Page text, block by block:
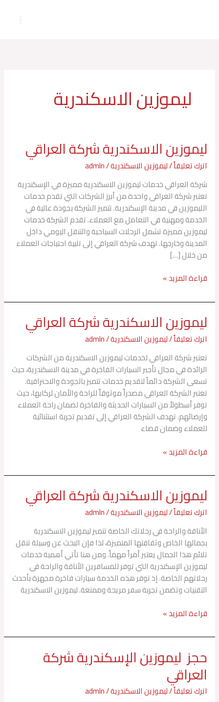
ليموزين الاسكندرية
ليموزين الاسكندرية شركة العراقي
اترك تعليقاً/ليموزين الاسكندرية/
admln
شركة العراقي خدمات ليموزين الاسكندرية مميزة في الإسكندرية
تعتبر شركة العراقي واحدة من أبرز الشركات التي تقدم خدمات
الليموزين في مدينة الإسكندرية. تتميز الشركة بجودة عالية في
الخدمة ومهنية في التعامل مع العملاء. تقدم الشركة خدمات
ليموزين مميزة تشمل الرحلات السياحية والتنقل اليومي داخل
المدينة وخارجها. تهدف شركة العراقي إلى تلبية احتياجات العملاء
من خلال […]
ليموزين
الاسكندرية
شركة
العراقي
قراءة المزيد »
ليموزين الاسكندرية شركة العراقي
اترك تعليقاً/ليموزين الاسكندرية/
admln
تعتبر شركة العراقي لخدمات ليموزين الاسكندرية من الشركات
الرائدة في مجال تأجير السيارات الفاخرة في مدينة الاسكندرية، حيث
تسعى الشركة دائماً لتقديم خدمات تتميز بالجودة والاحترافية.
تعتبر الشركة العراقي مصدراً موثوقاً للراحة والأمان لركابها، حيث
توفر أسطولاً من السيارات الحديثة والفاخرة لضمان راحة العملاء
وإرضائهم. تهدف الشركة العراقي إلى تقديم تجربة استثنائية
للعملاء وضمان قضاء
ليموزين
الاسكندرية
شركة
العراقي
قراءة المزيد »
ليموزين الاسكندرية شركة العراقي
اترك تعليقاً/ليموزين الاسكندرية/
admln
الأناقة والراحة في رحلاتك الخاصة تتميز ليموزين الاسكندرية
بجمالها الخاص وثقافتها المتميزة، لذا فإن البحث عن وسيلة تنقل
تلائم هذا الجمال يعتبر أمراً مهماً. ومن هنا تأتي أهمية خدمات
ليموزين الإسكندرية التي توفر للمسافرين الأناقة والراحة في
رحلاتهم الخاصة. إذ توفر هذه الخدمة سيارات فاخرة مجهزة بأحدث
التقنيات وتضمن تجربة سفر مريحة وممتعة. ليموزين الاسكندرية
ليموزين
الاسكندرية
شركة
العراقي
قراءة المزيد »
حجز ليموزين الإسكندرية شركة
العراقي
اترك تعليقاً/ليموزين الاسكندرية/
admln
حجز
ليموزين
الإسكندرية
شركة